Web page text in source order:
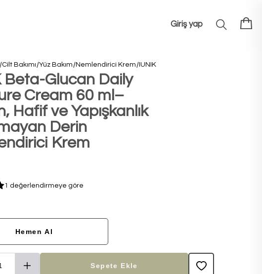
Giriş yap
Cilt Bakımı Yüz Bakım Nemlendirici Krem IUNIK
Beta-Glucan Daily
Cream 60 ml–
Hafif ve Yapışkanlık
Derin
Krem
1 değerlendirmeye göre
Hemen Al
Sepete Ekle